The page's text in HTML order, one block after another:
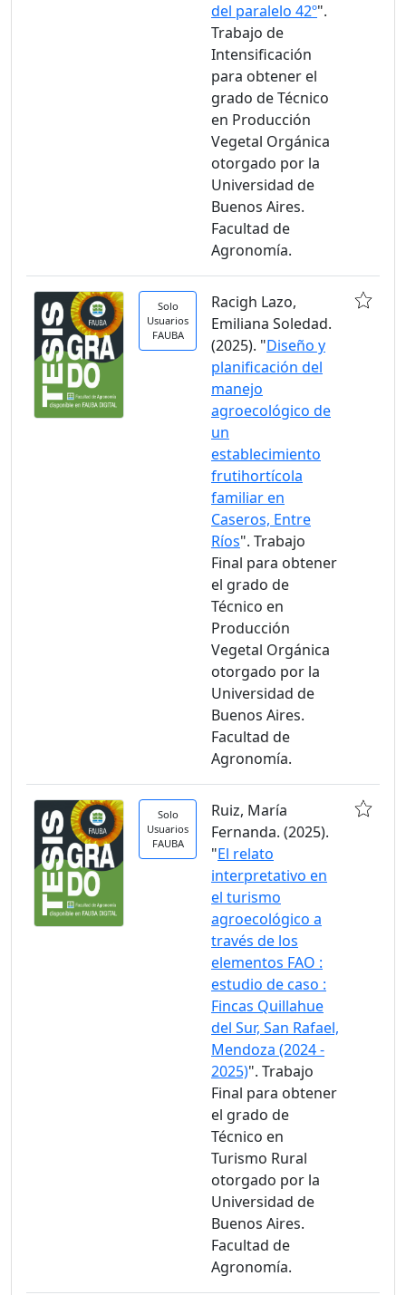
del paralelo 42º".
Trabajo de
Intensificación
para obtener el
grado de Técnico
en Producción
Vegetal Orgánica
otorgado por la
Universidad de
Buenos Aires.
Facultad de
Agronomía.
Solo
Usuarios
FAUBA
Racigh Lazo,
Emiliana Soledad.
(2025). "Diseño y
planificación del
manejo
agroecológico de
un
establecimiento
frutihortícola
familiar en
Caseros, Entre
Ríos". Trabajo
Final para obtener
el grado de
Técnico en
Producción
Vegetal Orgánica
otorgado por la
Universidad de
Buenos Aires.
Facultad de
Agronomía.
Solo
Usuarios
FAUBA
Ruiz, María
Fernanda. (2025).
"El relato
interpretativo en
el turismo
agroecológico a
través de los
elementos FAO :
estudio de caso :
Fincas Quillahue
del Sur, San Rafael,
Mendoza (2024 -
2025)". Trabajo
Final para obtener
el grado de
Técnico en
Turismo Rural
otorgado por la
Universidad de
Buenos Aires.
Facultad de
Agronomía.